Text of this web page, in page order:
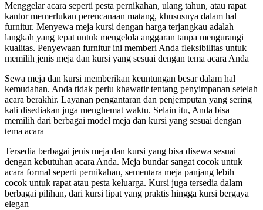
Menggelar acara seperti pesta pernikahan, ulang tahun, atau rapat
kantor memerlukan perencanaan matang, khususnya dalam hal
furnitur. Menyewa meja kursi dengan harga terjangkau adalah
langkah yang tepat untuk mengelola anggaran tanpa mengurangi
kualitas. Penyewaan furnitur ini memberi Anda fleksibilitas untuk
memilih jenis meja dan kursi yang sesuai dengan tema acara Anda
Sewa meja dan kursi memberikan keuntungan besar dalam hal
kemudahan. Anda tidak perlu khawatir tentang penyimpanan setelah
acara berakhir. Layanan pengantaran dan penjemputan yang sering
kali disediakan juga menghemat waktu. Selain itu, Anda bisa
memilih dari berbagai model meja dan kursi yang sesuai dengan
tema acara
Tersedia berbagai jenis meja dan kursi yang bisa disewa sesuai
dengan kebutuhan acara Anda. Meja bundar sangat cocok untuk
acara formal seperti pernikahan, sementara meja panjang lebih
cocok untuk rapat atau pesta keluarga. Kursi juga tersedia dalam
berbagai pilihan, dari kursi lipat yang praktis hingga kursi bergaya
elegan